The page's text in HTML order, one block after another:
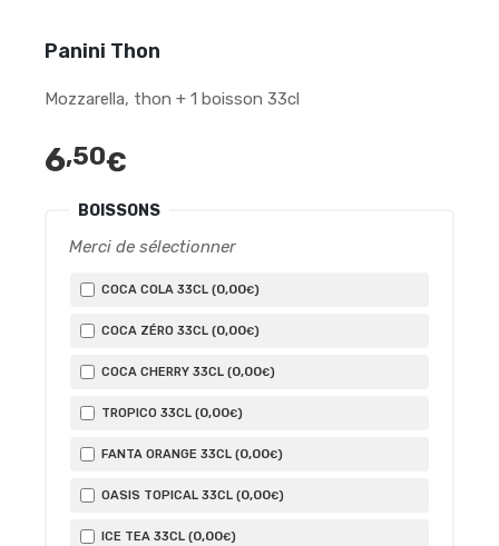
Panini Thon
Mozzarella, thon + 1 boisson 33cl
6,50€
BOISSONS
Merci de sélectionner
COCA COLA 33CL (0,00€)
COCA ZÉRO 33CL (0,00€)
COCA CHERRY 33CL (0,00€)
TROPICO 33CL (0,00€)
FANTA ORANGE 33CL (0,00€)
OASIS TOPICAL 33CL (0,00€)
ICE TEA 33CL (0,00€)